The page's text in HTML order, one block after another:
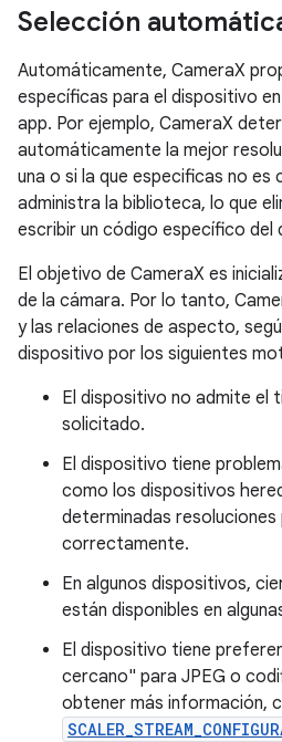
Selección
Automáticamente, CameraX
específicas para el dispositivo
app. Por ejemplo, CameraX
automáticamente la mejor
una o si la que especificas no
administra la biblioteca, lo que
escribir un código específico del
El objetivo de CameraX es
de la cámara. Por lo tanto,
y las relaciones de aspecto,
dispositivo por los siguientes
El dispositivo no admite el
solicitado.
El dispositivo tiene
como los dispositivos
determinadas
correctamente.
En algunos dispositivos,
están disponibles en
El dispositivo tiene
cercano" para JPEG o
obtener más información,